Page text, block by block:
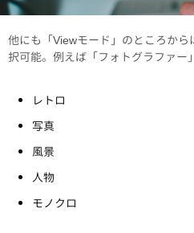
他にも「Viewモード」のところか
択可能。例えば「フォトグラファー
レトロ
写真
風景
人物
モノクロ